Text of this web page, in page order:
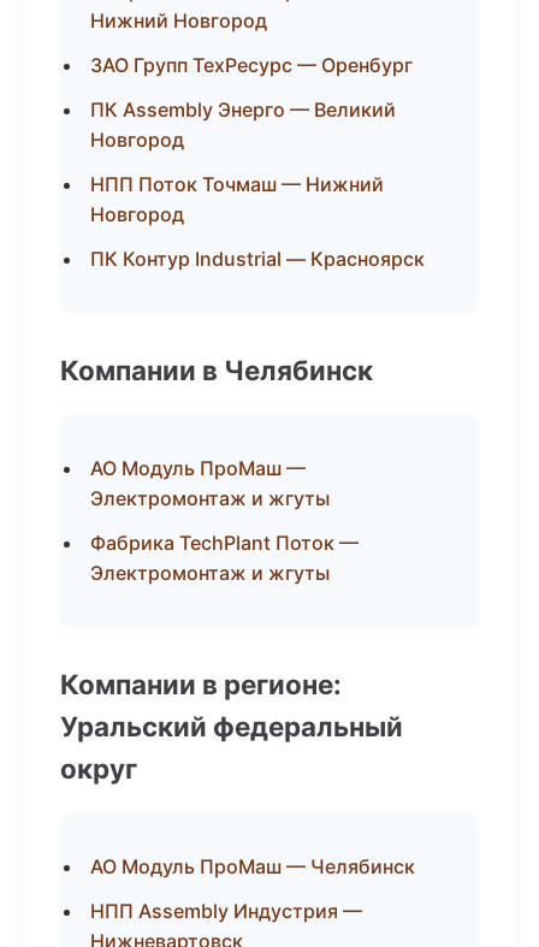
Нижний Новгород
ЗАО Групп ТехРесурс — Оренбург
ПК Assembly Энерго — Великий
Новгород
НПП Поток Точмаш — Нижний
Новгород
ПК Контур Industrial — Красноярск
Компании в Челябинск
АО Модуль ПроМаш —
Электромонтаж и жгуты
Фабрика TechPlant Поток —
Электромонтаж и жгуты
Компании в регионе:
Уральский федеральный
округ
АО Модуль ПроМаш — Челябинск
НПП Assembly Индустрия —
Нижневартовск